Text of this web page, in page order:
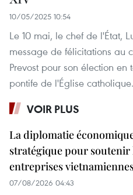
10/05/2025 10:54
Le 10 mai, le chef de l'État,
message de félicitations au
Prevost pour son élection
pontife de l'Église catholique.
VOIR PLUS
La diplomatie
stratégique pour soutenir
entreprises
07/08/2026 04:43